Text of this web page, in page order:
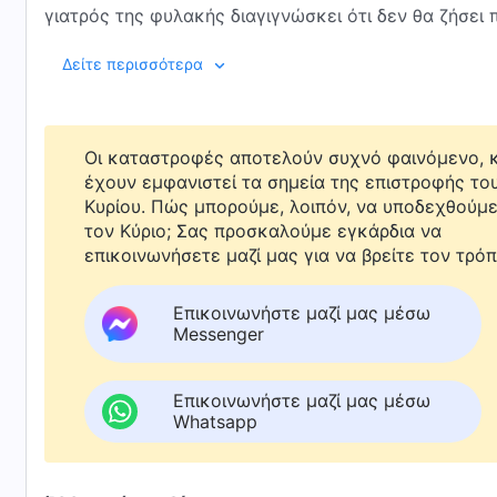
γιατρός της φυλακής διαγιγνώσκει ότι δεν θα
απαγγέλουν οι άλλες αδελφές στη φυλακή τής
πεθάνει στη φυλακή, την αποφυλακίζει υπό όρους
η Τσεν Τζινγκ δεν έχει χρήματα για να πάει σε
θαύματος, δύο χρόνια αργότερα, αναρρώνει
παντοδυναμία και την κυριαρχία του Θεού, κι
ζωής. Στη συνέχεια, συνεχίζει να κηρύττει το
ανταποδώσει την αγάπη Του.
Δείτε περισσότερα
Οι καταστροφές αποτελούν συχνό φαινόμενο,
έχουν εμφανιστεί τα σημεία της επιστροφής
Κυρίου. Πώς μπορούμε, λοιπόν, να υποδεχθούμε
τον Κύριο; Σας προσκαλούμε εγκάρδια να
επικοινωνήσετε μαζί μας για να βρείτε τον
Επικοινωνήστε μαζί μας μέσω
Messenger
Επικοινωνήστε μαζί μας μέσω
Whatsapp